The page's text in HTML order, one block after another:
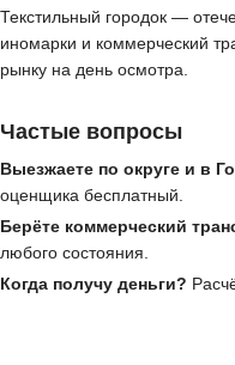
Текстильный городок —
иномарки и коммерческий
рынку на день осмотра.
Частые вопросы
Выезжаете по округе и в
оценщика бесплатный.
Берёте коммерческий
любого состояния.
Когда получу деньги?